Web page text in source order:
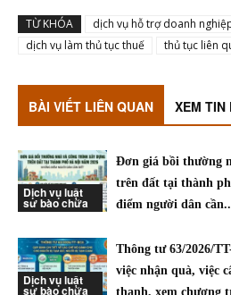
TỪ KHÓA
dịch vụ hỗ trợ doanh
dịch vụ làm thủ tục thuế
thủ tục liên
BÀI VIẾT LIÊN QUAN XEM TIN
Dịch vụ luật
sư bào chữa
Đơn giá bồi thường
trên đất tại thành
điểm người dân
Dịch vụ luật
sư bào chữa
Thông tư 63/2026/
việc nhận quà, việc
thanh, xem chương